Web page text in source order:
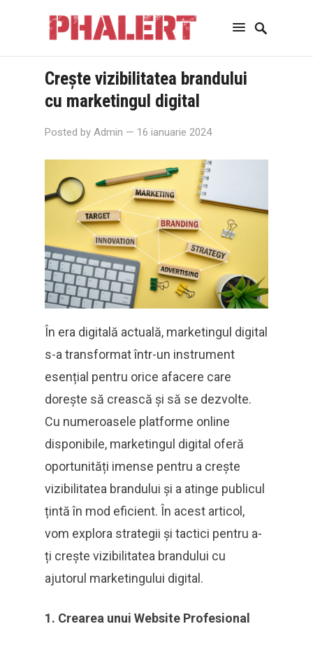
Crește vizibilitatea brandului
cu marketingul digital
Posted by Admin — 16 ianuarie 2024
În era digitală actuală, marketingul digital
s-a transformat într-un instrument
esențial pentru orice afacere care
dorește să crească și să se dezvolte.
Cu numeroasele platforme online
disponibile, marketingul digital oferă
oportunități imense pentru a crește
vizibilitatea brandului și a atinge publicul
țintă în mod eficient. În acest articol,
vom explora strategii și tactici pentru a-
ți crește vizibilitatea brandului cu
ajutorul marketingului digital.
1. Crearea unui Website Profesional